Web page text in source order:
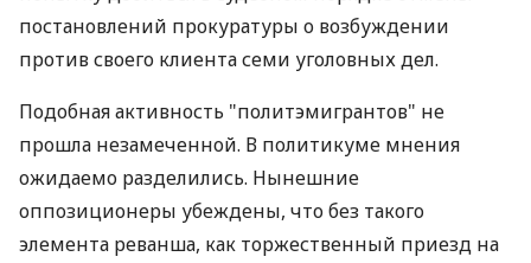
постановлений прокуратуры о возбуждении
против своего клиента семи уголовных дел.
Подобная активность "политэмигрантов" не
прошла незамеченной. В политикуме мнения
ожидаемо разделились. Нынешние
оппозиционеры убеждены, что без такого
элемента реванша, как торжественный приезд на